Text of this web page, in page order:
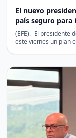
El nuevo
país seguro para
(EFE).- El presidente
este viernes un plan